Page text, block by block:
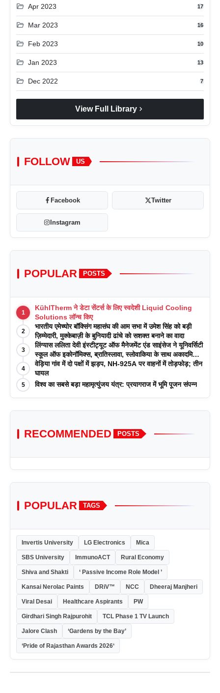
folder_open Apr 2023 17
folder_open Mar 2023 16
folder_open Feb 2023 10
folder_open Jan 2023 13
folder_open Dec 2022 7
View Full Library chevron_right
FOLLOW US
Facebook Twitter
Instagram
POPULAR POSTS
1
KühlTherm ने डेटा सेंटर्स के लिए स्वदेशी Liquid Cooling
Solutions लॉन्च किए
2
भारतीय एमेच्योर बॉक्सिंग महासंघ की आम सभा में उमेश सिंह को बड़ी
ज़िम्मेदारी, मुक्केबाज़ी के बुनियादी ढांचे को सशक्त बनाने का वादा
3
लिंग्यास ललिता देवी इंस्टीट्यूट ऑफ मैनेजमेंट एंड साइंसेज ने यूनिवर्सिटी
स्कूल ऑफ इकोनॉमिक्स, ब्रातिस्लावा, स्लोवाकिया के साथ अकादमिक
पत्रिकाओं में प्रकाशन रणनीतियों पर एक दिवसीय कार्यशाला का
आयोजन किया
4
वेड़िया गांव में दो पक्षों में झड़प, NH-925A पर वाहनों में तोड़फोड़; तीन
घायल
5 विश्व का सबसे बड़ा महामृत्युंजय यंत्र: प्रयागराज में भूमि पूजन संपन्न
RECOMMENDED POSTS
POPULAR TAGS
Invertis University LG Electronics Mica
SBS University ImmunoACT Rural Economy
Shiva and Shakti ‘ Passive Income Role Model ’
Kansai Nerolac Paints DRiV™ NCC Dheeraj Manjheri
Viral Desai Healthcare Aspirants PW
Girdhari Singh Rajpurohit TCL Phase 1 TV Launch
Jalore Clash ‘Gardens by the Bay’
‘Pride of Rajasthan Awards 2026‘